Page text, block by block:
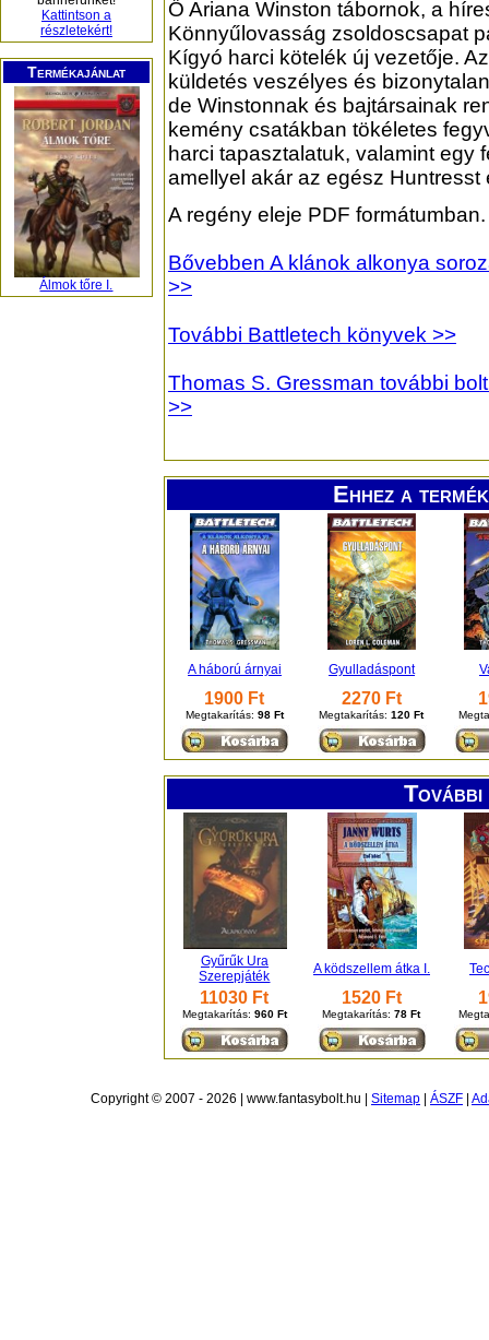
Kattintson a
részletekért!
Termékajánlat
Álmok tőre I.
Ő Ariana Winston tábornok, a
Könnyűlovasság zsoldoscsapat
Kígyó harci kötelék új vezetője.
küldetés veszélyes és
de Winstonnak és bajtársainak
kemény csatákban tökéletes
harci tapasztalatuk, valamint egy
amellyel akár az egész Huntresst
A regény eleje PDF formátumban.
Bővebben A klánok alkonya
>>
További Battletech könyvek >>
Thomas S. Gressman további
>>
Ehhez a
A háború árnyai Gyulladáspont
1900 Ft
Megtakarítás: 98 Ft
2270 Ft
Megtakarítás:120 Ft
Gyűrűk Ura
Szerepjáték
A ködszellem átka I.
11030 Ft
Megtakarítás: 960 Ft
1520 Ft
Megtakarítás:78 Ft
Copyright © 2007 - 2026 | www.fantasybolt.hu | Sitemap ÁSZF